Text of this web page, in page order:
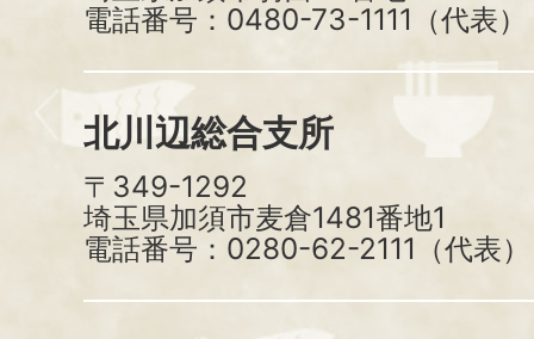
電話番号：0480-73-1111（代表）
北川辺総合支所
〒349-1292
埼玉県加須市麦倉1481番地1
電話番号：0280-62-2111（代表）